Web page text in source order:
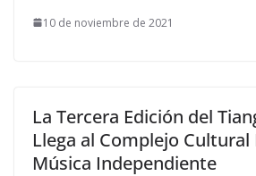
10 de noviembre de 2021
La Tercera Edición del
Llega al Complejo Cultural
Música Independiente